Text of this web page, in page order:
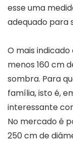
esse uma
adequado para
O mais
menos 160 cm
sombra. Para
família, isto é,
interessante
No mercado é
250 cm de